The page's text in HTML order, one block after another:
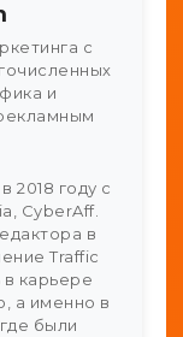
с
и
2018 году с
CyberAff.
в
Traffic
карьере
а именно в
были